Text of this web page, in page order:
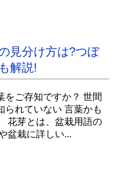
見分け方は?つぼ
解説!
をご存知ですか？ 世間
られていない 言葉かも
花芽とは、盆栽用語の
盆栽に詳しい...